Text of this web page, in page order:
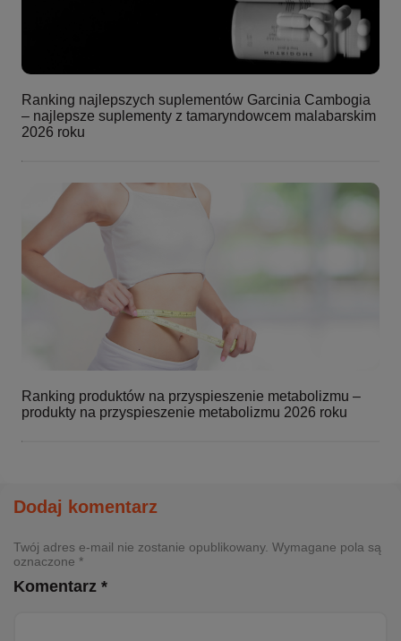
Ranking najlepszych suplementów Garcinia Cambogia
– najlepsze suplementy z tamaryndowcem malabarskim
2026 roku
Ranking produktów na przyspieszenie metabolizmu –
produkty na przyspieszenie metabolizmu 2026 roku
Dodaj komentarz
Twój adres e-mail nie zostanie opublikowany. Wymagane pola są
oznaczone *
Komentarz *